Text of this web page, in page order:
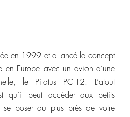
en 1999 et a lancé le concept
en Europe avec un avion d’une
le Pilatus PC-12. L’atout
qu’il peut accéder aux petits
se poser au plus près de votre